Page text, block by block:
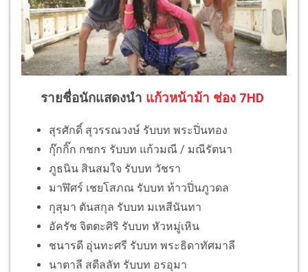
รายชื่อนักแสดงนำ แก้วหน้าม้า ช่อง 7HD
สุรศักดิ์ สุวรรณวงษ์ รับบท พระปิ่นทอง
กุ๊กกิ๊ก กชกร รับบท แก้วมณี / มณีรัตนา
ภูธนิน สินสมใจ รับบท วัชรา
มาฬิศร์ เชยโสภณ รับบท ท้าวปิ่นภูวดล
กุสุมา ตันสกุล รับบท มเหสีนันทา
อัครัช จิตตะศิริ รับบท หัวหมู่เหิน
ชนารดี อุ่นทะศรี รับบท พระธิดาทัศมาลี
นาตาลี สตีลลัท รับบท อรอุมา